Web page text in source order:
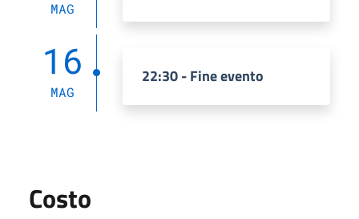
MAG
16
MAG
22:30 - Fine evento
Costo